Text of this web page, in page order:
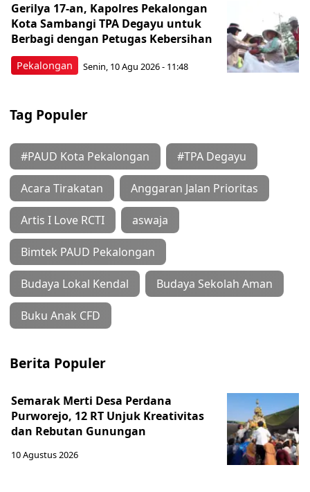
Pekalongan
Gerilya 17-an, Kapolres Pekalongan
Kota Sambangi TPA Degayu untuk
Berbagi dengan Petugas Kebersihan
Senin, 10 Agu 2026 - 11:48
Tag Populer
#PAUD Kota Pekalongan #TPA Degayu
Acara Tirakatan Anggaran Jalan Prioritas
Artis I Love RCTI aswaja
Bimtek PAUD Pekalongan
Budaya Lokal Kendal Budaya Sekolah Aman
Buku Anak CFD
Berita Populer
Semarak Merti Desa Perdana
Purworejo, 12 RT Unjuk Kreativitas
dan Rebutan Gunungan
10 Agustus 2026